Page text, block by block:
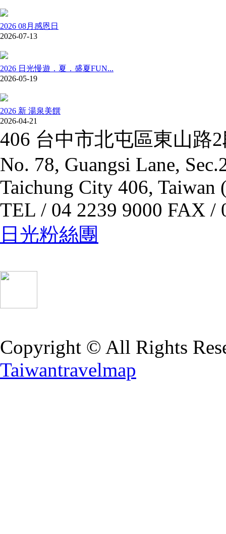
2026 08月感恩日
2026-07-13
2026 日光慢遊．夏．盛夏FUN...
2026-05-19
2026 新 湯泉美饌
2026-04-21
406 台中市北屯區東山路
No. 78, Guangsi Lane,
Taichung City 406, Taiwan
TEL / 04 2239 9000 FAX /
日光粉絲團
Copyright © All Rights
Taiwantravelmap